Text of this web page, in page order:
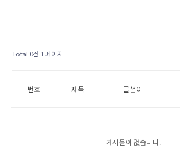
Total 0건 1 페이지
번호 제목 글쓴이
게시물이 없습니다.